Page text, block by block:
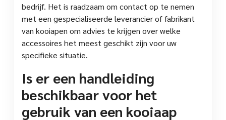
bedrijf. Het is raadzaam om contact op te nemen
met een gespecialiseerde leverancier of fabrikant
van kooiapen om advies te krijgen over welke
accessoires het meest geschikt zijn voor uw
specifieke situatie.
Is er een handleiding
beschikbaar voor het
gebruik van een kooiaap